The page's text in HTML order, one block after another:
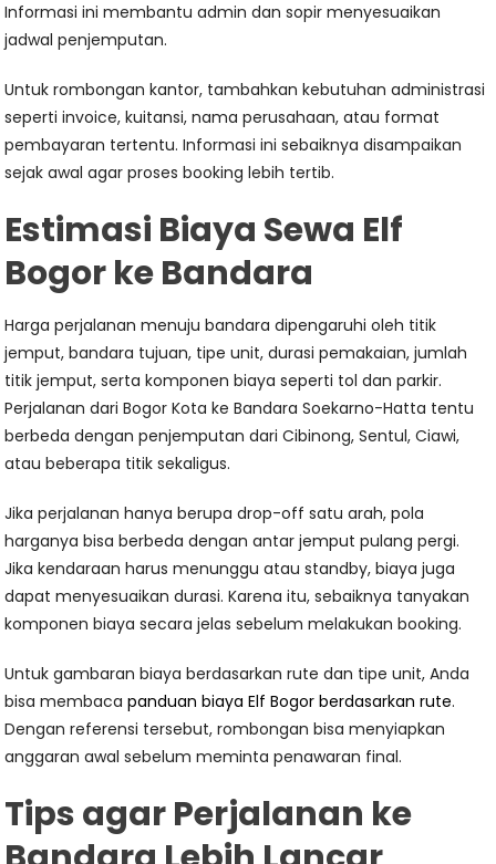
Informasi ini membantu admin dan sopir menyesuaikan
jadwal penjemputan.
Untuk rombongan kantor, tambahkan kebutuhan administrasi
seperti invoice, kuitansi, nama perusahaan, atau format
pembayaran tertentu. Informasi ini sebaiknya disampaikan
sejak awal agar proses booking lebih tertib.
Estimasi Biaya Sewa Elf
Bogor ke Bandara
Harga perjalanan menuju bandara dipengaruhi oleh titik
jemput, bandara tujuan, tipe unit, durasi pemakaian, jumlah
titik jemput, serta komponen biaya seperti tol dan parkir.
Perjalanan dari Bogor Kota ke Bandara Soekarno-Hatta tentu
berbeda dengan penjemputan dari Cibinong, Sentul, Ciawi,
atau beberapa titik sekaligus.
Jika perjalanan hanya berupa drop-off satu arah, pola
harganya bisa berbeda dengan antar jemput pulang pergi.
Jika kendaraan harus menunggu atau standby, biaya juga
dapat menyesuaikan durasi. Karena itu, sebaiknya tanyakan
komponen biaya secara jelas sebelum melakukan booking.
Untuk gambaran biaya berdasarkan rute dan tipe unit, Anda
bisa membacapanduan biaya Elf Bogor berdasarkan rute.
Dengan referensi tersebut, rombongan bisa menyiapkan
anggaran awal sebelum meminta penawaran final.
Tips agar Perjalanan ke